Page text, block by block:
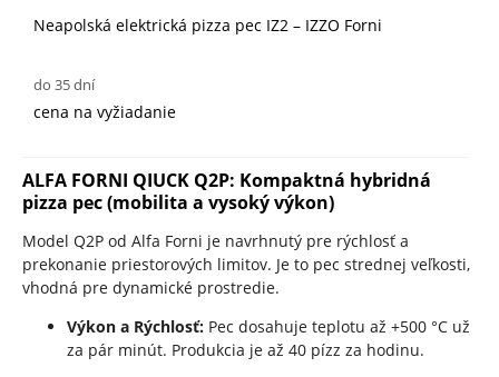
Neapolská elektrická pizza pec IZ2 – IZZO Forni
do 35 dní
cena na vyžiadanie
ALFA FORNI QIUCK Q2P: Kompaktná hybridná
pizza pec (mobilita a vysoký výkon)
Model Q2P od Alfa Forni je navrhnutý pre rýchlosť a
prekonanie priestorových limitov. Je to pec strednej veľkosti,
vhodná pre dynamické prostredie.
Výkon a Rýchlosť:Pec dosahuje teplotu až +500 °C už
za pár minút. Produkcia je až 40 pízz za hodinu.